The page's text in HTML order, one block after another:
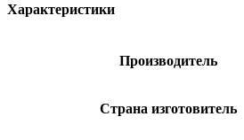
Характеристики
Производитель
Страна изготовитель